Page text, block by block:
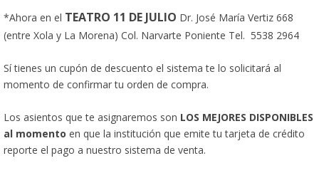
*Ahora en el TEATRO 11 DE JULIO Dr. José María Vertiz 668
(entre Xola y La Morena) Col. Narvarte Poniente Tel. 5538 2964
Sí tienes un cupón de descuento el sistema te lo solicitará al
momento de confirmar tu orden de compra.
Los asientos que te asignaremos son LOS MEJORES DISPONIBLES
al momento en que la institución que emite tu tarjeta de crédito
reporte el pago a nuestro sistema de venta.